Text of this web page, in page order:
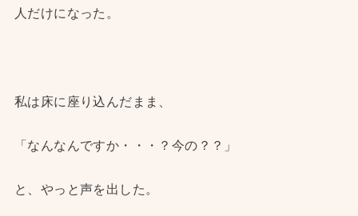
人だけになった。
私は床に座り込んだまま、
「なんなんですか・・・？今の？？」
と、やっと声を出した。